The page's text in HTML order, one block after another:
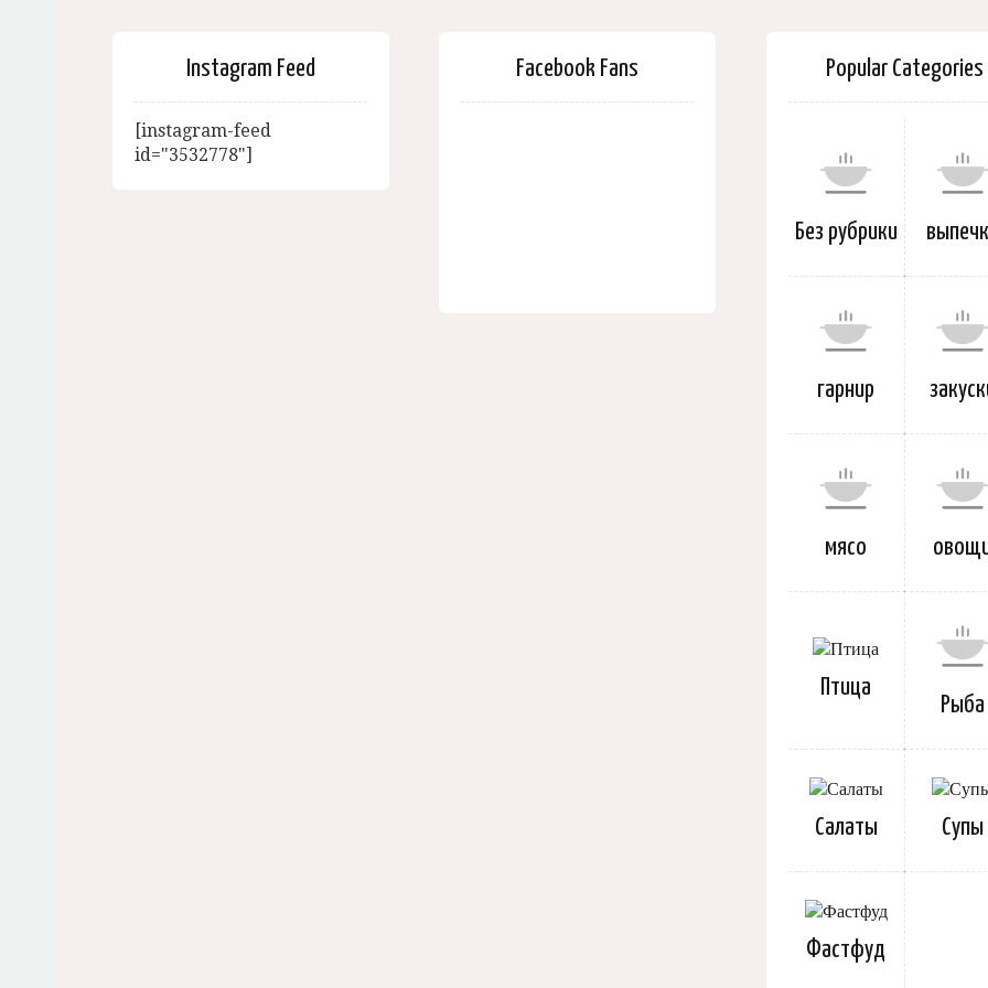
Instagram Feed
[instagram-feed
id="3532778"]
Facebook Fans Popular Categories
Без рубрики
гарнир
мясо
Птица
Рыба
Салаты Супы
Фастфуд